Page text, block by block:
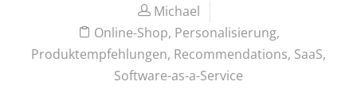
Michael
Online-Shop, Personalisierung,
Produktempfehlungen, Recommendations, SaaS,
Software-as-a-Service